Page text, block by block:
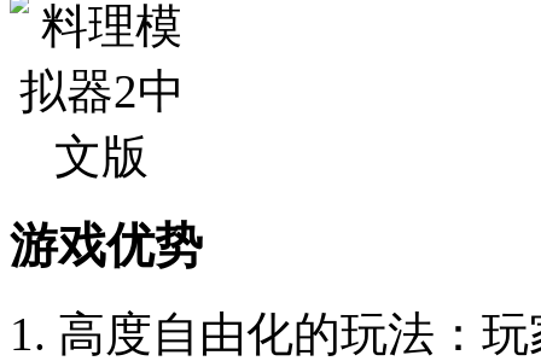
游戏优势
1. 高度自由化的玩法：